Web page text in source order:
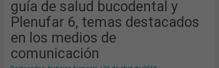
guía de salud bucodental y
Plenufar 6, temas destacados
en los medios de
comunicación
TEMAS
DESTACADOS
EN
LOS
MEDIOS
DE
COMUNICACIÓN